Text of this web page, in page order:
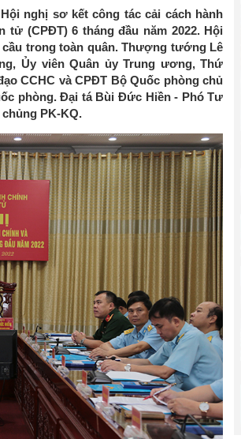
nghị sơ kết công tác cải cách hành
tử (CPĐT) 6 tháng đầu năm 2022. Hội
trong toàn quân. Thượng tướng Lê
Ủy viên Quân ủy Trung ương, Thứ
CCHC và CPĐT Bộ Quốc phòng chủ
phòng. Đại tá Bùi Đức Hiền - Phó Tư
PK-KQ.